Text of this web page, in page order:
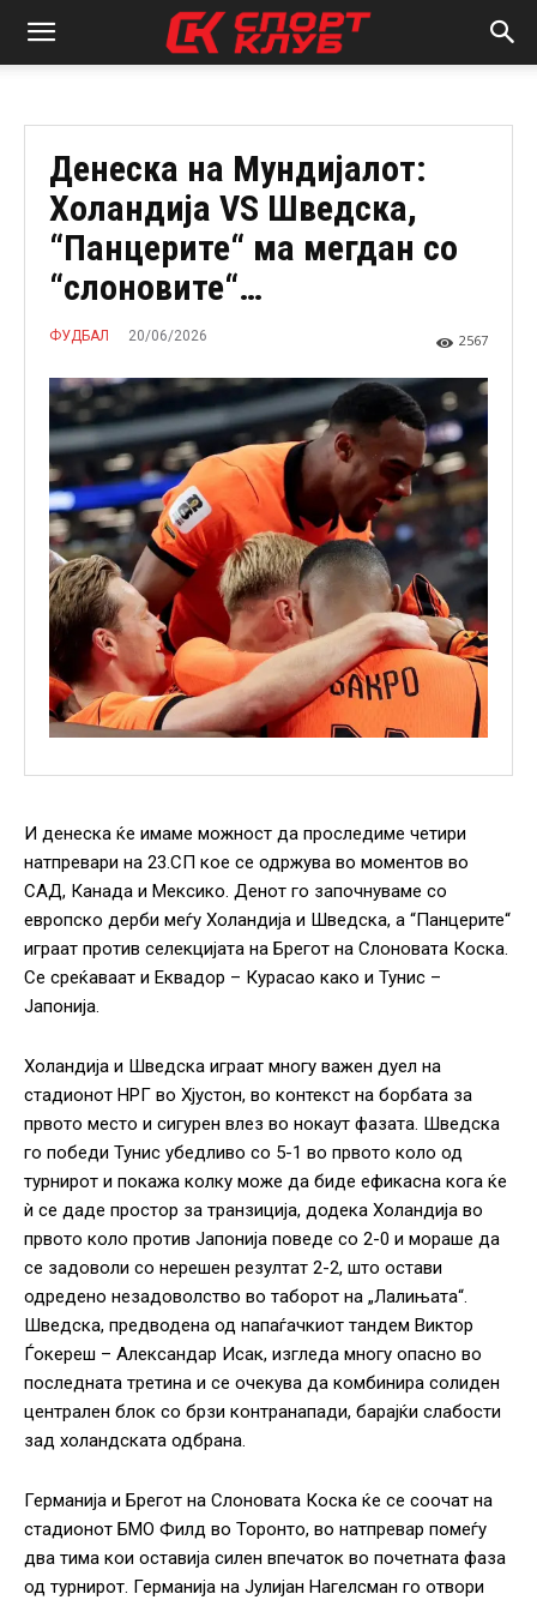
Денеска на Мундијалот:
Холандија VS Шведска,
“Панцерите“ ма мегдан со
“слоновите“…
ФУДБАЛ 20/06/2026 2567
И денеска ќе имаме можност да проследиме четири
натпревари на 23.СП кое се одржува во моментов во
САД, Канада и Мексико. Денот го започнуваме со
европско дерби меѓу Холандија и Шведска, а “Панцерите“
играат против селекцијата на Брегот на Слоновата Коска.
Се среќаваат и Еквадор – Курасао како и Тунис –
Јапонија.
Холандија и Шведска играат многу важен дуел на
стадионот НРГ во Хјустон, во контекст на борбата за
првото место и сигурен влез во нокаут фазата. Шведска
го победи Тунис убедливо со 5-1 во првото коло од
турнирот и покажа колку може да биде ефикасна кога ќе
ѝ се даде простор за транзиција, додека Холандија во
првото коло против Јапонија поведе со 2-0 и мораше да
се задоволи со нерешен резултат 2-2, што остави
одредено незадоволство во таборот на „Лалињата“.
Шведска, предводена од напаѓачкиот тандем Виктор
Ѓокереш – Александар Исак, изгледа многу опасно во
последната третина и се очекува да комбинира солиден
централен блок со брзи контранапади, барајќи слабости
зад холандската одбрана.
Германија и Брегот на Слоновата Коска ќе се соочат на
стадионот БМО Филд во Торонто, во натпревар помеѓу
два тима кои оставија силен впечаток во почетната фаза
од турнирот. Германија на Јулијан Нагелсман го отвори